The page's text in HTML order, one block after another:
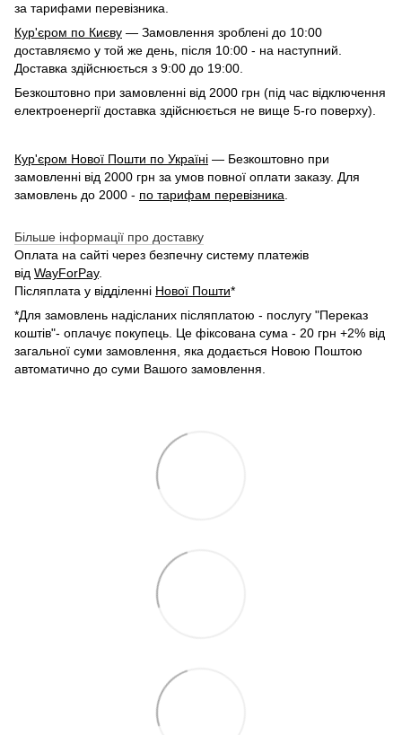
за тарифами перевізника.
Кур'єром по Києву — Замовлення зроблені до 10:00
доставляємо у той же день, після 10:00 - на наступний.
Доставка здійснюється з 9:00 до 19:00.
Безкоштовно при замовленні від 2000 грн (під час відключення
електроенергії доставка здійснюється не вище 5-го поверху).
Кур'єром Нової Пошти по Україні — Безкоштовно при
замовленні від 2000 грн за умов повної оплати заказу. Для
замовлень до 2000 - по тарифам перевізника.
Більше інформації про доставку
Оплата на сайті через безпечну систему платежів
від WayForPay.
Післяплата у відділенні Нової Пошти*
*Для замовлень надісланих післяплатою - послугу "Переказ
коштів"- оплачує покупець. Це фіксована сума - 20 грн +2% від
загальної суми замовлення, яка додається Новою Поштою
автоматично до суми Вашого замовлення.